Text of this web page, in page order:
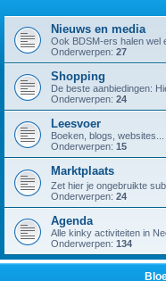
Nieuws en media
Ook BDSM-ers halen wel
Onderwerpen: 27
Shopping
De beste aanbiedingen:
Onderwerpen: 24
Leesvoer
Boeken, blogs,
Onderwerpen: 15
Marktplaats
Zet hier je ongebruikte
Onderwerpen: 24
Agenda
Alle kinky activiteiten in
Onderwerpen: 134